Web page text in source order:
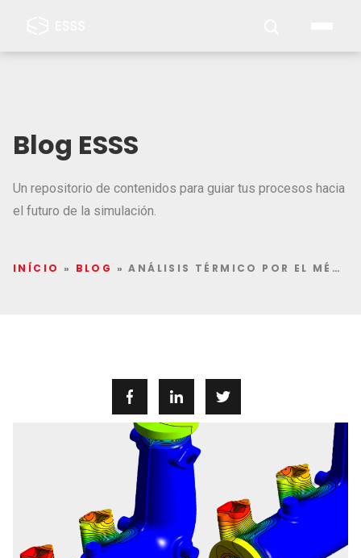
Blog ESSS
Un repositorio de contenidos para guiar tus procesos hacia
el futuro de la simulación.
INÍCIO » BLOG »ANÁLISIS TÉRMICO POR EL MÉTODO DE ELEMENTOS FINITOS